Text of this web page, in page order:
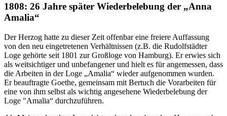
1808: 26 Jahre später Wiederbelebung der „Anna
Amalia“
Der Herzog hatte zu dieser Zeit offenbar eine freiere Auffassung
von den neu eingetretenen Verhältnissen (z.B. die Rudolfstädter
Loge gehörte seit 1801 zur Großloge von Hamburg). Er erwies sich
als weitsichtiger und unbefangener und hielt es für angemessen, dass
die Arbeiten in der Loge „Amalia“ wieder aufgenommen wurden.
Er beauftragte Goethe, gemeinsam mit Bertuch die Vorarbeiten für
eine von ihm selbst als wichtig angesehene Wiederbelebung der
Loge "Amalia“ durchzuführen.